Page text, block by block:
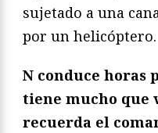
sujetado a una
por un helicóptero.
N conduce horas
tiene mucho que
recuerda el